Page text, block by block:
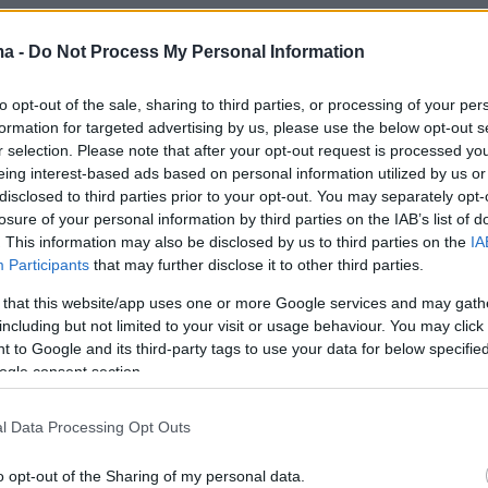
- Do Not Process My Personal Information
opt-out of the sale, sharing to third parties, or processing of your
for targeted advertising by us, please use the below opt-out
selection. Please note that after your opt-out request is processed
interest-based ads based on personal information utilized by us
to third parties prior to your opt-out. You may separately
of your personal information by third parties on the IAB’s list of
This information may also be disclosed by us to third parties on the
Participants that may further disclose it to other third parties.
that this website/app uses one or more Google services and may
but not limited to your visit or usage behaviour. You may
to Google and its third-party tags to use your data for below
consent section.
Data Processing Opt Outs
opt-out of the Sharing of my personal data.
Το λάθος που
νύχτες πριν από
Με
του Αιγαίου
Καρυστιανού
Νίκος
και
Η πρώτη ομάδα του Λιονέλ Μέσι, η
Νιούελς Ολντ Μπόις
τον Χόρχε Μέσι
πριν 26 λεπτά
ηρεμεί στο λεπτό – Περιλαμβάνει 3
απλά βήματα
πριν 34 λεπτά
Τι καινούργιο θα φέρει το νέο
Οι ωραιότερες παραλίες στην